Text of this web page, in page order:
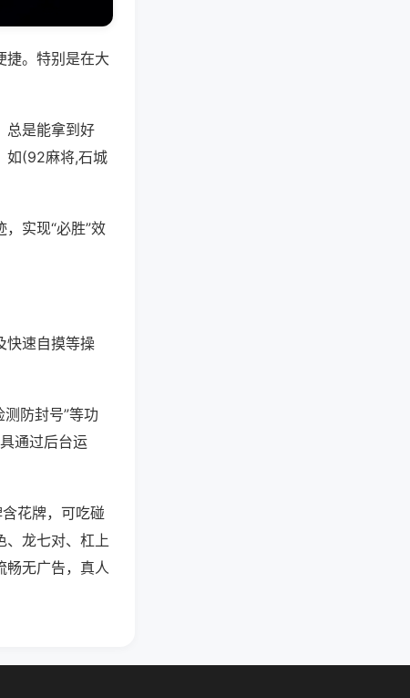
捷。特别是在大
总是能拿到好
如(92麻将,石城
实现“必胜”效
快速自摸等操
防封号”等功
通过后台运
花牌，可吃碰
、龙七对、杠上
畅无广告，真人